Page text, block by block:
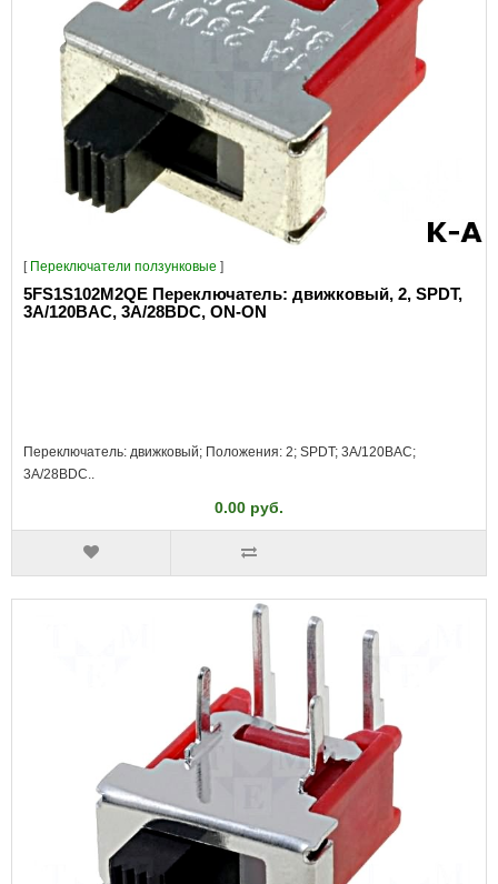
[ Переключатели ползунковые ]
5FS1S102M2QE Переключатель: движковый, 2, SPDT,
3A/120ВAC, 3A/28ВDC, ON-ON
Переключатель: движковый; Положения: 2; SPDT; 3A/120ВAC;
3A/28ВDC..
0.00 руб.